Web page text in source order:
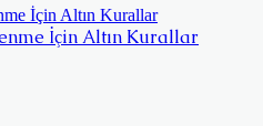
İçin Altın Kurallar